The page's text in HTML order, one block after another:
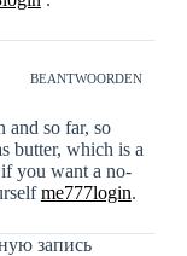
BEANTWOORDEN
and so far, so
butter, which is a
you want a no-
me777login.
запись